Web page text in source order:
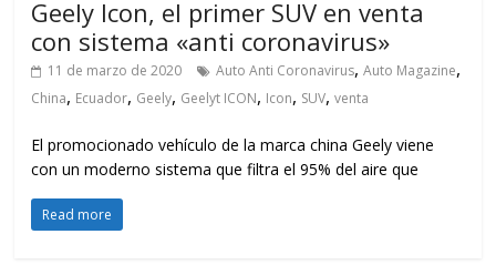
Geely Icon, el primer SUV en venta
con sistema «anti coronavirus»
11 de marzo de 2020 Auto Anti Coronavirus,Auto Magazine,
China, Ecuador, Geely, Geelyt ICON, Icon, SUV,venta
El promocionado vehículo de la marca china Geely viene
con un moderno sistema que filtra el 95% del aire que
Read more